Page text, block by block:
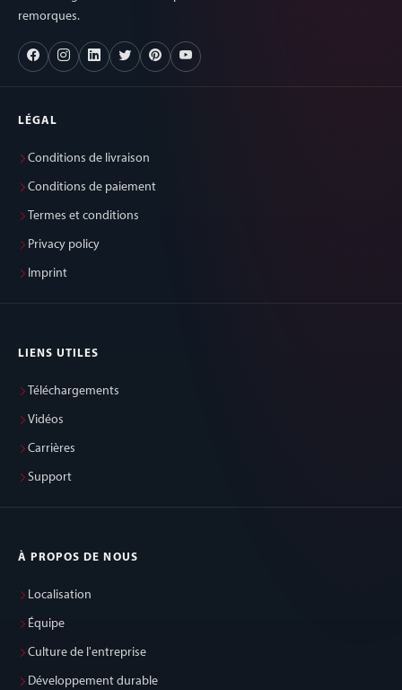
remorques.
LÉGAL
Conditions de livraison
Conditions de paiement
Termes et conditions
Privacy policy
Imprint
LIENS UTILES
Téléchargements
Vidéos
Carrières
Support
À PROPOS DE NOUS
Localisation
Équipe
Culture de l'entreprise
Développement durable